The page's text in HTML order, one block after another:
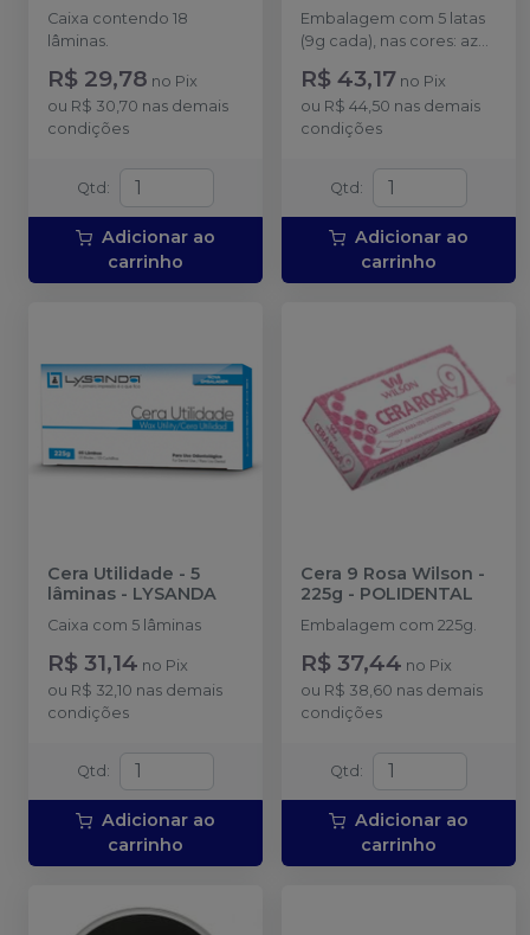
Caixa contendo 18
lâminas.
R$ 29,78 no Pix
ou R$ 30,70 nas demais
condições
Qtd :
Adicionar ao
carrinho
Embalagem com 5 latas
(9g cada), nas cores: azul,
verde, rosa, amarela e
cera pegajosa.
R$ 43,17 no Pix
ou R$ 44,50 nas demais
condições
Qtd :
Adicionar ao
carrinho
Cera Utilidade - 5
lâminas - LYSANDA
Caixa com 5 lâminas
R$ 31,14 no Pix
ou R$ 32,10 nas demais
condições
Qtd :
Adicionar ao
carrinho
Cera 9 Rosa Wilson -
225g - POLIDENTAL
Embalagem com 225g.
R$ 37,44 no Pix
ou R$ 38,60 nas demais
condições
Qtd :
Adicionar ao
carrinho